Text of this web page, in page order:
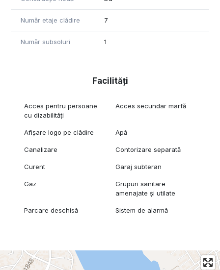
Număr etaje clădire 7
Număr subsoluri 1
Facilități
Acces pentru persoane
cu dizabilități
Acces secundar marfă
Afișare logo pe clădire Apă
Canalizare Contorizare separată
Curent Garaj subteran
Gaz
Grupuri sanitare
amenajate și utilate
Parcare deschisă Sistem de alarmă